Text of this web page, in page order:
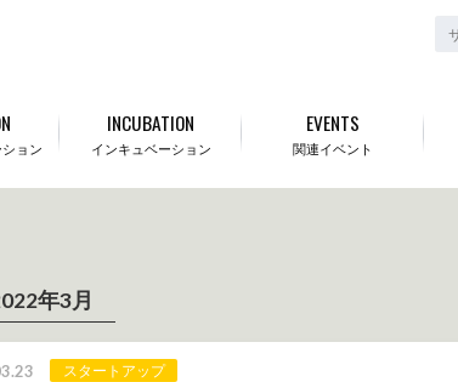
ョン インキュベーション
INCUBATION
関連イベント
EVENTS
年3月
スタートアップ